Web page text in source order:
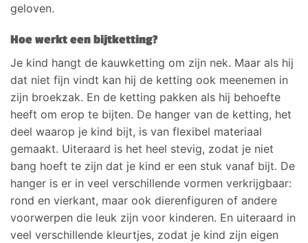
geloven.
Hoe werkt een bijtketting?
Je kind hangt de kauwketting om zijn nek. Maar als hij
dat niet fijn vindt kan hij de ketting ook meenemen in
zijn broekzak. En de ketting pakken als hij behoefte
heeft om erop te bijten. De hanger van de ketting, het
deel waarop je kind bijt, is van flexibel materiaal
gemaakt. Uiteraard is het heel stevig, zodat je niet
bang hoeft te zijn dat je kind er een stuk vanaf bijt. De
hanger is er in veel verschillende vormen verkrijgbaar:
rond en vierkant, maar ook dierenfiguren of andere
voorwerpen die leuk zijn voor kinderen. En uiteraard in
veel verschillende kleurtjes, zodat je kind zijn eigen